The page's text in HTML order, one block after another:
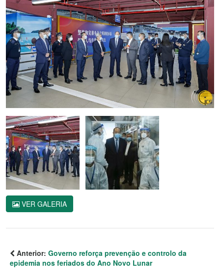
VER GALERIA
Anterior: Governo reforça prevenção e controlo da
epidemia nos feriados do Ano Novo Lunar